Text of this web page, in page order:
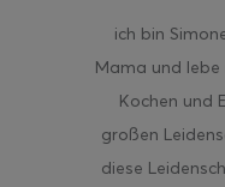
ich bin
Mama und
Kochen und
großen
diese